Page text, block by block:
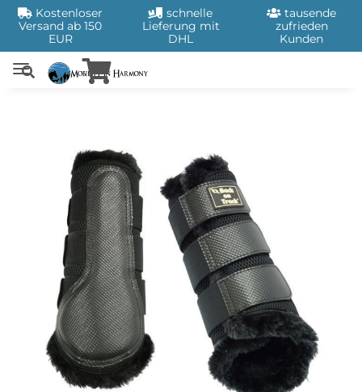
Kostenloser
Versand ab 150
EUR
schnelle
Lieferung mit
DHL
tausende
zufrieden
Kunden